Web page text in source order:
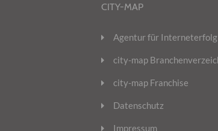
CITY-MAP
Agentur für Interneterfolg
city-map
city-map Franchise
Datenschutz
Impressum